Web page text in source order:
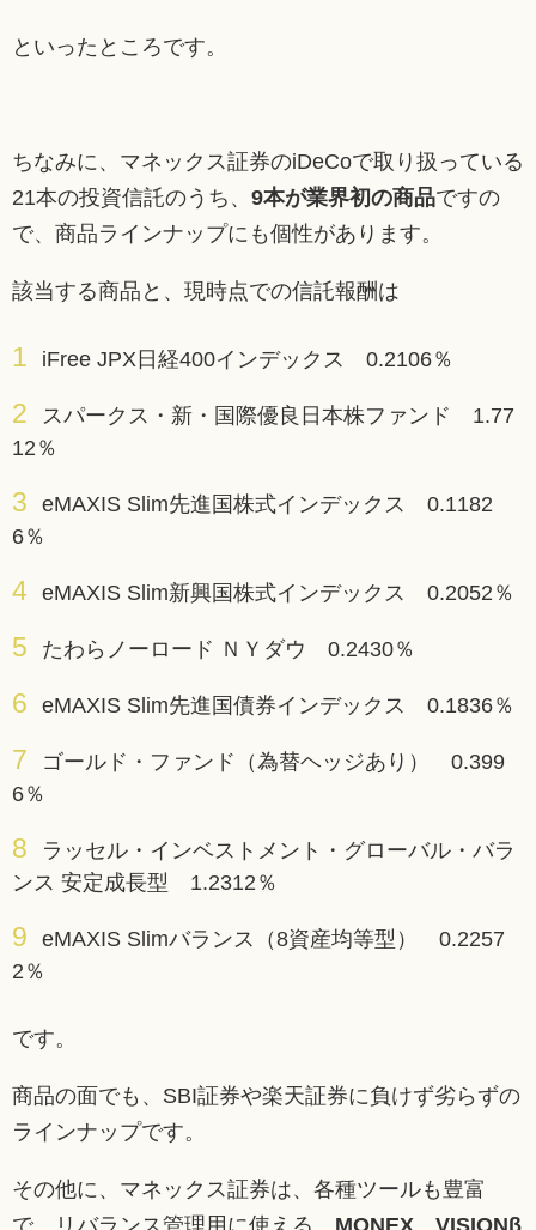
といったところです。
ちなみに、マネックス証券のiDeCoで取り扱っている
21本の投資信託のうち、 9本が業界初の商品ですの
で、商品ラインナップにも個性があります。
該当する商品と、現時点での信託報酬は
iFree JPX日経400インデックス 0.2106％
スパークス・新・国際優良日本株ファンド 1.77
12％
eMAXIS Slim先進国株式インデックス 0.1182
6％
eMAXIS Slim新興国株式インデックス 0.2052％
たわらノーロード ＮＹダウ 0.2430％
eMAXIS Slim先進国債券インデックス 0.1836％
ゴールド・ファンド（為替ヘッジあり） 0.399
6％
ラッセル・インベストメント・グローバル・バラ
ンス 安定成長型 1.2312％
eMAXIS Slimバランス（8資産均等型） 0.2257
2％
です。
商品の面でも、SBI証券や楽天証券に負けず劣らずの
ラインナップです。
その他に、マネックス証券は、各種ツールも豊富
で、リバランス管理用に使える MONEX VISIONβ